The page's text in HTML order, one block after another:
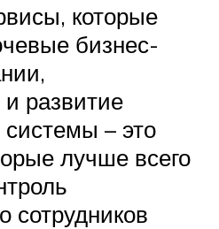
которые
бизнес-
развитие
– это
лучше всего
сотрудников